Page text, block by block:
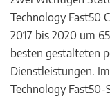
Technology Fast50
2017 bis 2020 um
besten gestalteten
Dienstleistungen.
Technology